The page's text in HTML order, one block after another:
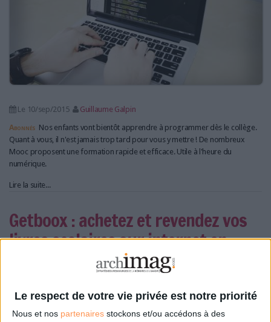
Le respect de votre vie privée est notre priorité
Nous et nos partenaires stockons et/ou accédons à des
Le 10/sep/2015
Guillaume Galpin
Abonnés Nos enfants vont bientôt apprendre à programmer dès le collège.
Quant à vous, il n'est jamais trop tard pour vous y mettre ! De nombreux
Mooc proposent une formation rapide et efficace. Utile à l'heure du
numérique.
Lire la suite...
Getboox : achetez et revendez vos
livres scolaires sur internet en
quelques clics